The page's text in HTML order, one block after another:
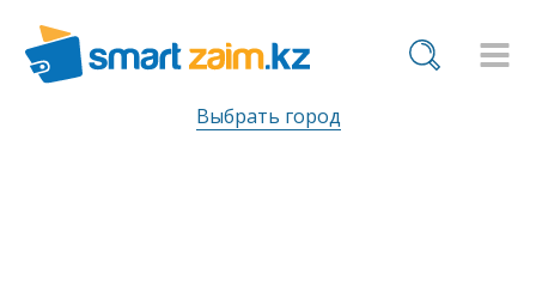
Выбрать город